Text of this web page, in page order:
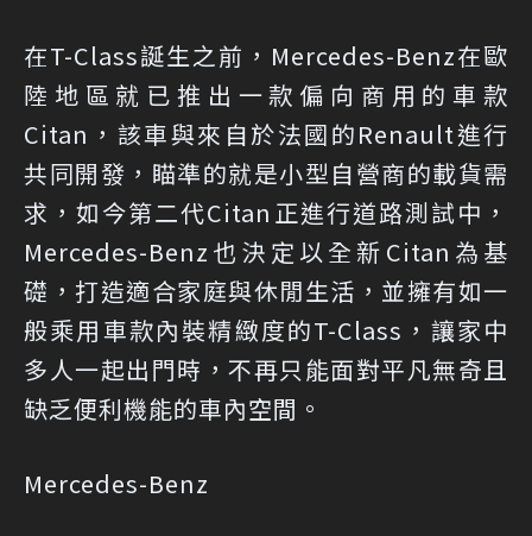
在T-Class誕生之前，Mercedes-Benz在歐
陸地區就已推出一款偏向商用的車款
Citan，該車與來自於法國的Renault進行
共同開發，瞄準的就是小型自營商的載貨需
求，如今第二代Citan正進行道路測試中，
Mercedes-Benz也決定以全新Citan為基
礎，打造適合家庭與休閒生活，並擁有如一
般乘用車款內裝精緻度的T-Class，讓家中
多人一起出門時，不再只能面對平凡無奇且
缺乏便利機能的車內空間。
Mercedes-Benz